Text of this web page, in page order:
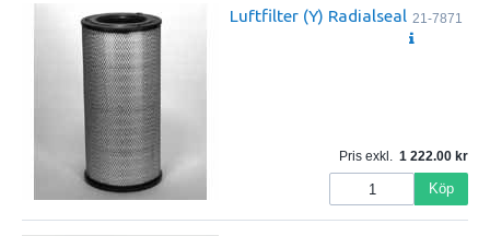
Luftfilter (Y) Radialseal 21-7871
Pris exkl. 1 222.00
Köp